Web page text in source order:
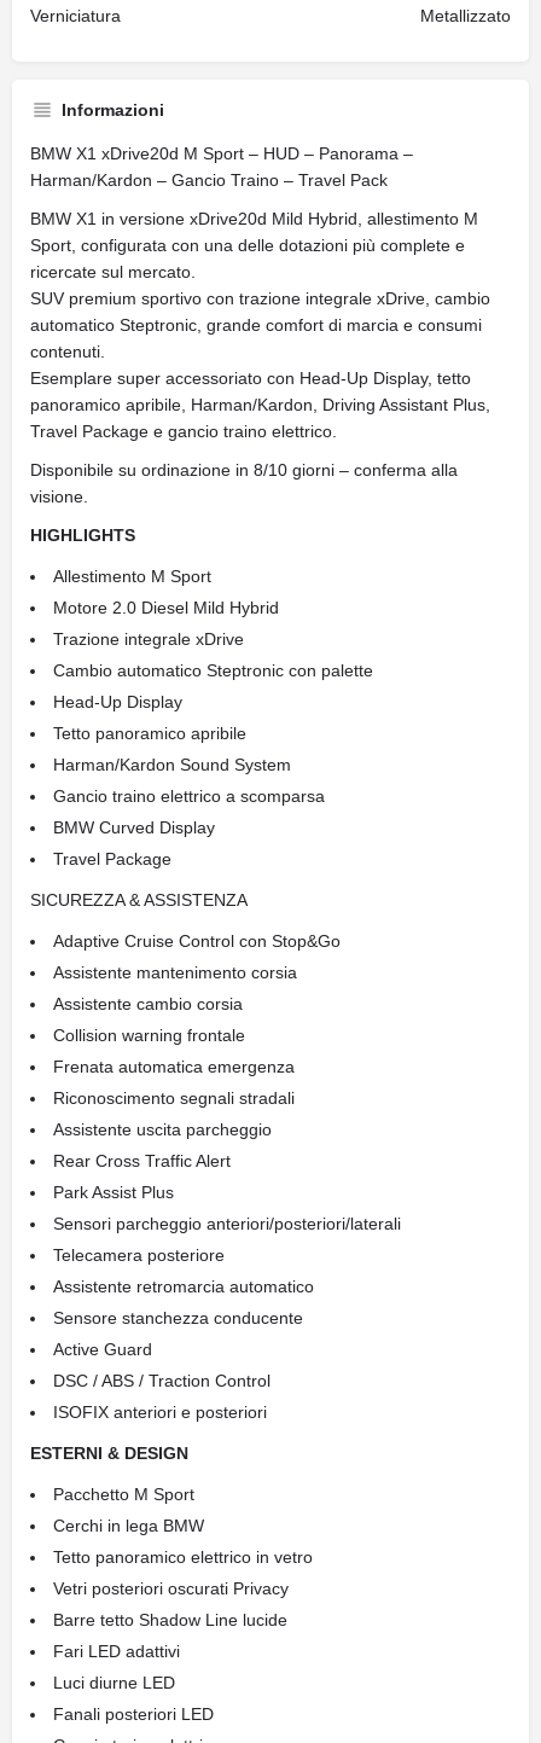
Verniciatura Metallizzato
Informazioni
BMW X1 xDrive20d M Sport – HUD – Panorama –
Harman/Kardon – Gancio Traino – Travel Pack
BMW X1 in versione xDrive20d Mild Hybrid, allestimento M
Sport, configurata con una delle dotazioni più complete e
ricercate sul mercato.
SUV premium sportivo con trazione integrale xDrive, cambio
automatico Steptronic, grande comfort di marcia e consumi
contenuti.
Esemplare super accessoriato con Head-Up Display, tetto
panoramico apribile, Harman/Kardon, Driving Assistant Plus,
Travel Package e gancio traino elettrico.
Disponibile su ordinazione in 8/10 giorni – conferma alla
visione.
HIGHLIGHTS
Allestimento M Sport
Motore 2.0 Diesel Mild Hybrid
Trazione integrale xDrive
Cambio automatico Steptronic con palette
Head-Up Display
Tetto panoramico apribile
Harman/Kardon Sound System
Gancio traino elettrico a scomparsa
BMW Curved Display
Travel Package
SICUREZZA & ASSISTENZA
Adaptive Cruise Control con Stop&Go
Assistente mantenimento corsia
Assistente cambio corsia
Collision warning frontale
Frenata automatica emergenza
Riconoscimento segnali stradali
Assistente uscita parcheggio
Rear Cross Traffic Alert
Park Assist Plus
Sensori parcheggio anteriori/posteriori/laterali
Telecamera posteriore
Assistente retromarcia automatico
Sensore stanchezza conducente
Active Guard
DSC / ABS / Traction Control
ISOFIX anteriori e posteriori
ESTERNI & DESIGN
Pacchetto M Sport
Cerchi in lega BMW
Tetto panoramico elettrico in vetro
Vetri posteriori oscurati Privacy
Barre tetto Shadow Line lucide
Fari LED adattivi
Luci diurne LED
Fanali posteriori LED